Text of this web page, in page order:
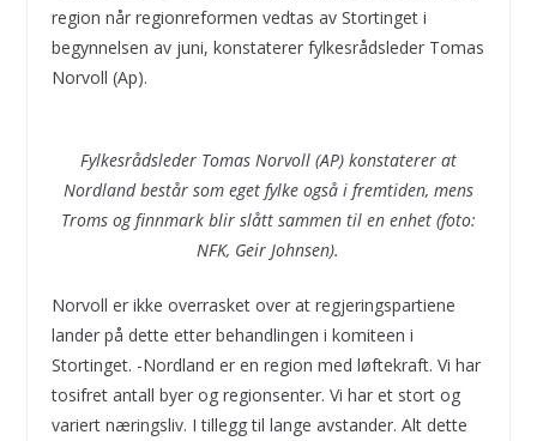
region når regionreformen vedtas av Stortinget i
begynnelsen av juni, konstaterer fylkesrådsleder Tomas
Norvoll (Ap).
Fylkesrådsleder Tomas Norvoll (AP) konstaterer at
Nordland består som eget fylke også i fremtiden, mens
Troms og finnmark blir slått sammen til en enhet (foto:
NFK, Geir Johnsen).
Norvoll er ikke overrasket over at regjeringspartiene
lander på dette etter behandlingen i komiteen i
Stortinget. -Nordland er en region med løftekraft. Vi har
tosifret antall byer og regionsenter. Vi har et stort og
variert næringsliv. I tillegg til lange avstander. Alt dette